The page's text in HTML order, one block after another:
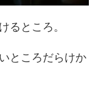
るところ。
ところだらけか